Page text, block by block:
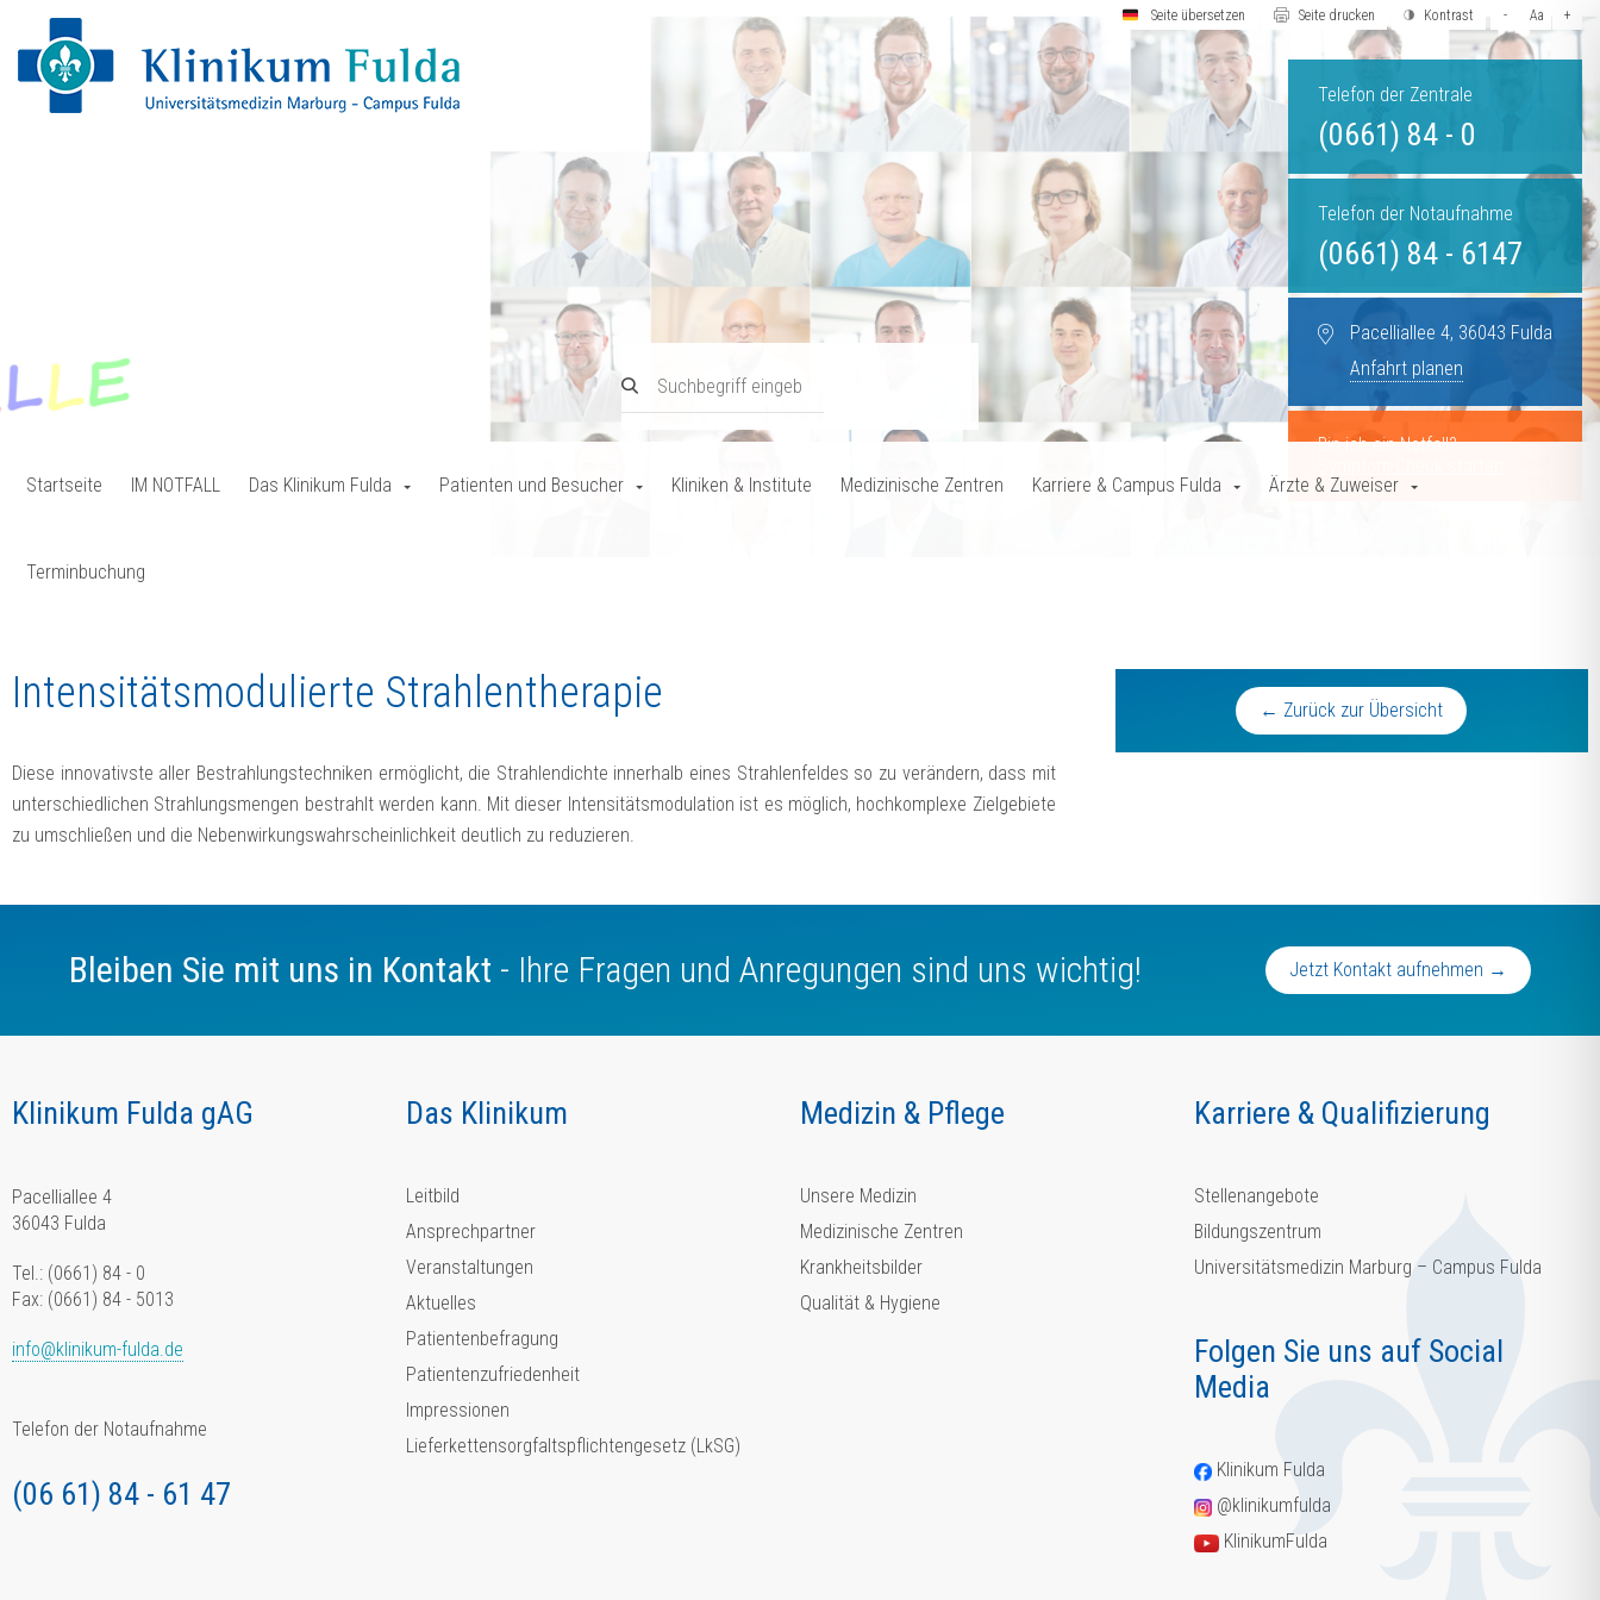
Seite übersetzen Seite drucken Kontrast - Aa +
Telefon der Zentrale
(0661) 84 - 0
Telefon der Notaufnahme
(0661) 84 - 6147
Pacelliallee 4, 36043 Fulda
Anfahrt planen
Bin ich ein Notfall?
Startseite
IM NOTFALL Das Klinikum Fulda Patienten und Besucher Kliniken & Institute Medizinische Zentren Karriere & Campus Fulda Ärzte & Zuweiser
Terminbuchung
← Zurück zur Übersicht
Intensitätsmodulierte Strahlentherapie
Diese innovativste aller Bestrahlungstechniken ermöglicht, die Strahlendichte innerhalb eines Strahlenfeldes so zu verändern, dass mit
unterschiedlichen Strahlungsmengen bestrahlt werden kann. Mit dieser Intensitätsmodulation ist es möglich, hochkomplexe Zielgebiete
zu umschließen und die Nebenwirkungswahrscheinlichkeit deutlich zu reduzieren.
Bleiben Sie mit uns in Kontakt - Ihre Fragen und Anregungen sind uns wichtig! Jetzt Kontakt aufnehmen →
Klinikum Fulda gAG
Pacelliallee 4
36043 Fulda
Tel.: (0661) 84 - 0
Fax: (0661) 84 - 5013
info@klinikum-fulda.de
Telefon der Notaufnahme
(06 61) 84 - 61 47
Das Klinikum
Leitbild
Ansprechpartner
Veranstaltungen
Aktuelles
Patientenbefragung
Patientenzufriedenheit
Impressionen
Lieferkettensorgfaltspflichtengesetz (LkSG)
Medizin & Pflege
Unsere Medizin
Medizinische Zentren
Krankheitsbilder
Qualität & Hygiene
Karriere & Qualifizierung
Stellenangebote
Bildungszentrum
Universitätsmedizin Marburg – Campus Fulda
Folgen Sie uns auf Social
Media
Klinikum Fulda
@klinikumfulda
KlinikumFulda